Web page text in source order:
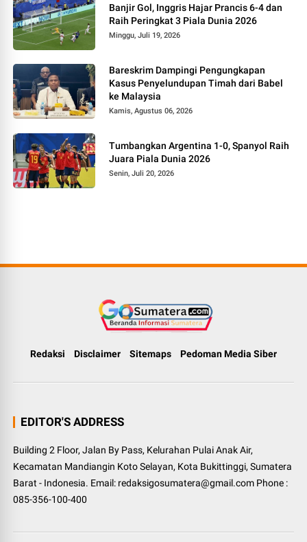
Banjir Gol, Inggris Hajar Prancis 6-4 dan
Raih Peringkat 3 Piala Dunia 2026
Minggu, Juli 19, 2026
Bareskrim Dampingi Pengungkapan
Kasus Penyelundupan Timah dari Babel
ke Malaysia
Kamis, Agustus 06, 2026
Tumbangkan Argentina 1-0, Spanyol Raih
Juara Piala Dunia 2026
Senin, Juli 20, 2026
Redaksi Disclaimer Sitemaps Pedoman Media Siber
EDITOR'S ADDRESS
Building 2 Floor, Jalan By Pass, Kelurahan Pulai Anak Air,
Kecamatan Mandiangin Koto Selayan, Kota Bukittinggi, Sumatera
Barat - Indonesia. Email: redaksigosumatera@gmail.com Phone :
085-356-100-400